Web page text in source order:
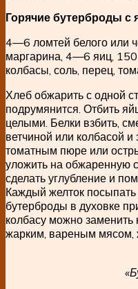
Горячие бутерброды с
4—6 ломтей белого или
маргарина, 4—6 яиц,
колбасы, соль, перец,
Хлеб обжарить с одной
подрумянится. Отбить
целыми. Белки взбить,
ветчиной или колбасой
томатным пюре или
уложить на обжаренную
сделать углубление и
Каждый желток
бутерброды в духовке
колбасу можно
жарким, вареным мясом,